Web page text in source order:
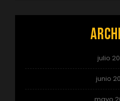
julio
junio